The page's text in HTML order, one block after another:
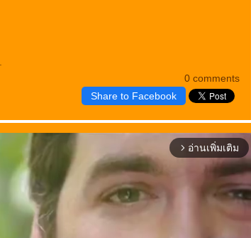
0 comments
Share to Facebook
arrow_forward_ios อ่านเพิ่มเติม